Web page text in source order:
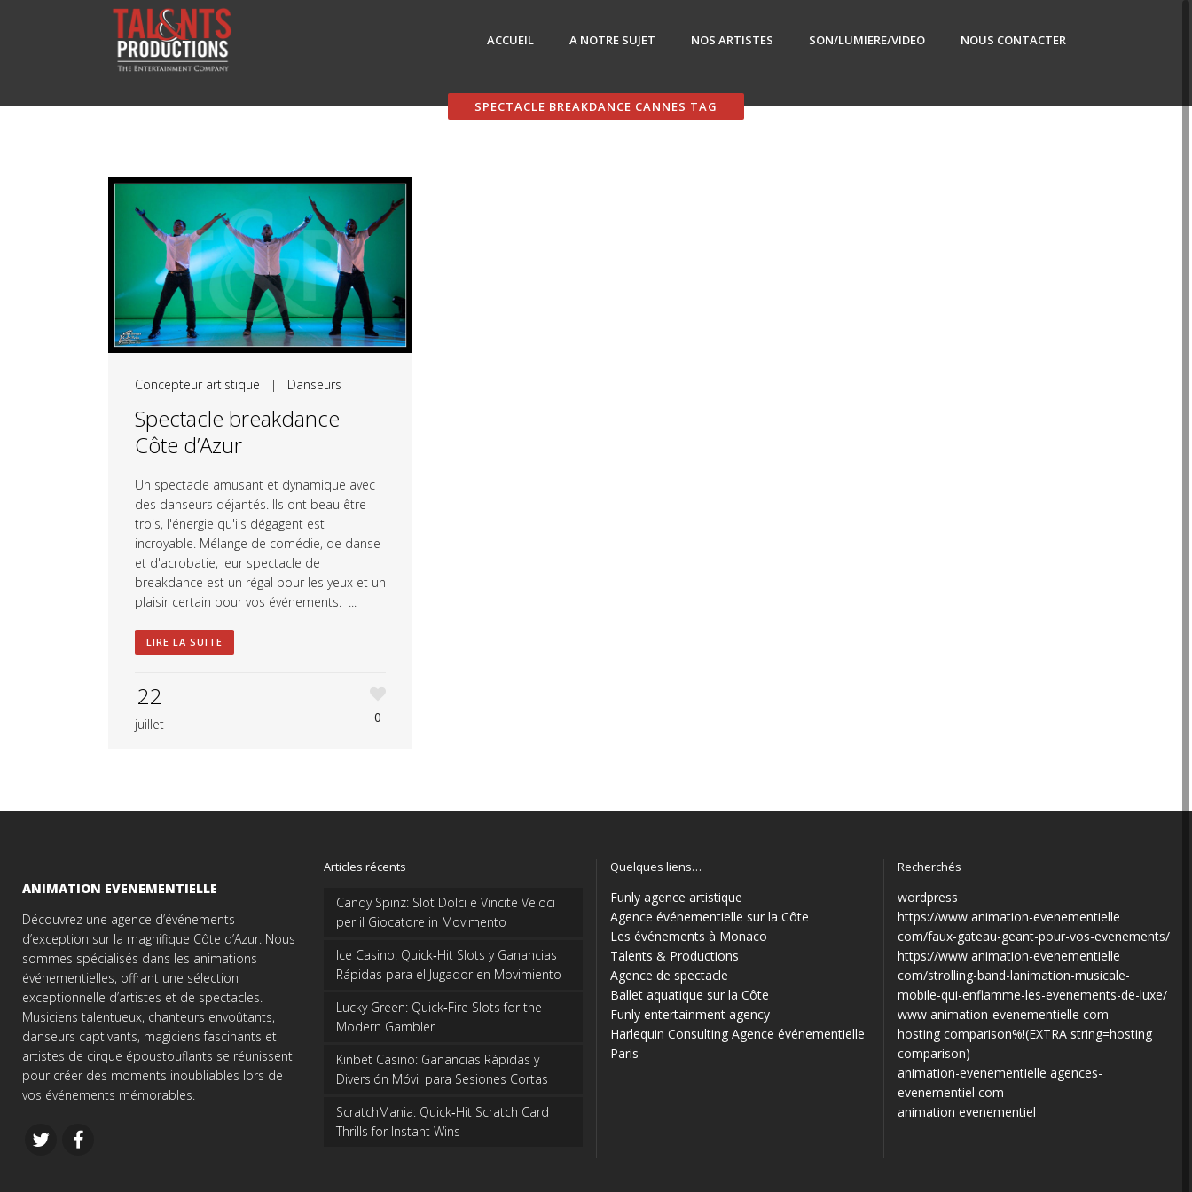
ACCUEIL A NOTRE SUJET NOS ARTISTES SON/LUMIERE/VIDEO NOUS CONTACTER
SPECTACLE BREAKDANCE CANNES TAG
Concepteur artistique | Danseurs
Spectacle breakdance
Côte d’Azur
Un spectacle amusant et dynamique avec
des danseurs déjantés. Ils ont beau être
trois, l'énergie qu'ils dégagent est
incroyable. Mélange de comédie, de danse
et d'acrobatie, leur spectacle de
breakdance est un régal pour les yeux et un
plaisir certain pour vos événements. ...
LIRE LA SUITE
22
juillet 0
ANIMATION EVENEMENTIELLE
Découvrez une agence d’événements
d’exception sur la magnifique Côte d’Azur. Nous
sommes spécialisés dans les animations
événementielles, offrant une sélection
exceptionnelle d’artistes et de spectacles.
Musiciens talentueux, chanteurs envoûtants,
danseurs captivants, magiciens fascinants et
artistes de cirque époustouflants se réunissent
pour créer des moments inoubliables lors de
vos événements mémorables.
Articles récents
Candy Spinz: Slot Dolci e Vincite Veloci
per il Giocatore in Movimento
Ice Casino: Quick‑Hit Slots y Ganancias
Rápidas para el Jugador en Movimiento
Lucky Green: Quick‑Fire Slots for the
Modern Gambler
Kinbet Casino: Ganancias Rápidas y
Diversión Móvil para Sesiones Cortas
ScratchMania: Quick‑Hit Scratch Card
Thrills for Instant Wins
Quelques liens…
Funly agence artistique
Agence événementielle sur la Côte
Les événements à Monaco
Talents & Productions
Agence de spectacle
Ballet aquatique sur la Côte
Funly entertainment agency
Harlequin Consulting Agence événementielle
Paris
Recherchés
wordpress
https://www animation-evenementielle
com/faux-gateau-geant-pour-vos-evenements/
https://www animation-evenementielle
com/strolling-band-lanimation-musicale-
mobile-qui-enflamme-les-evenements-de-luxe/
www animation-evenementielle com
hosting comparison%!(EXTRA string=hosting
comparison)
animation-evenementielle agences-
evenementiel com
animation evenementiel